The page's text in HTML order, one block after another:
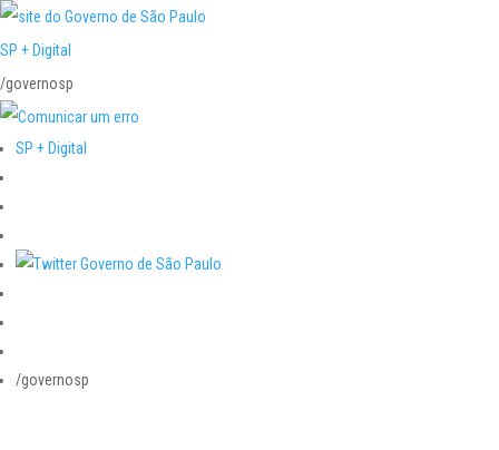
SP + Digital
/governosp
SP + Digital
/governosp